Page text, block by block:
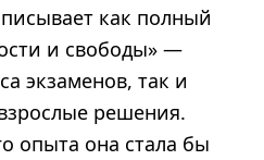
как полный
и свободы» —
экзаменов, так и
решения.
опыта она стала бы